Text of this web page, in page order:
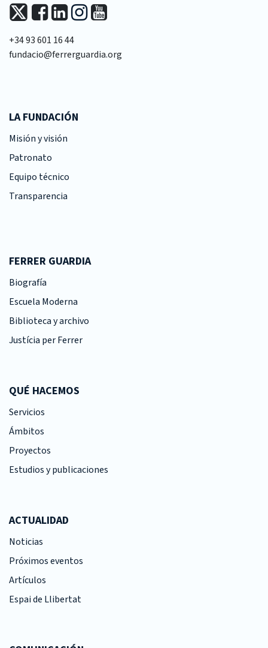
+34 93 601 16 44
fundacio@ferrerguardia.org
LA FUNDACIÓN
Misión y visión
Patronato
Equipo técnico
Transparencia
FERRER GUARDIA
Biografía
Escuela Moderna
Biblioteca y archivo
Justícia per Ferrer
QUÉ HACEMOS
Servicios
Ámbitos
Proyectos
Estudios y publicaciones
ACTUALIDAD
Noticias
Próximos eventos
Artículos
Espai de Llibertat